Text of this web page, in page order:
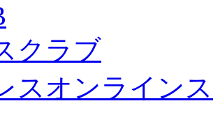
クラブ
スオンライン